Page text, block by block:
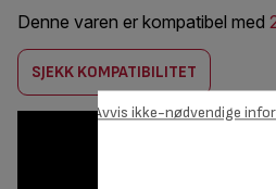
Denne varen er kompatibel med
SJEKK KOMPATIBILITET
Avvis ikke-nødvendige